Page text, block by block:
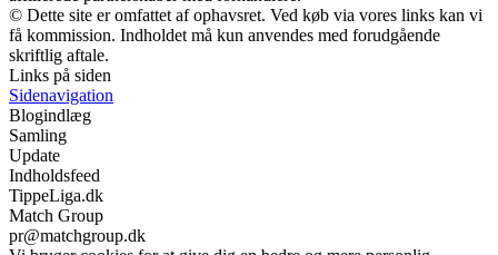
© Dette site er omfattet af ophavsret. Ved køb via vores links kan vi
få kommission. Indholdet må kun anvendes med forudgående
skriftlig aftale.
Links på siden
Sidenavigation
Blogindlæg
Samling
Update
Indholdsfeed
TippeLiga.dk
Match Group
pr@matchgroup.dk